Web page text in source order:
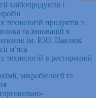
хлібопродуктів і
технологій продуктів з
та інновацій в
ім. Р.Ю. Павлюк
м’яса
технологій в ресторанній
мікробіології та